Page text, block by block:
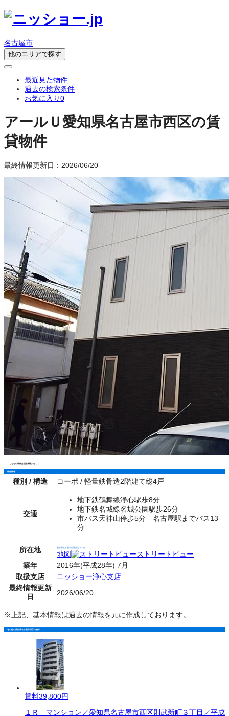
名古屋市
他のエリアで探す
最近見た物件
過去の検索条件
お気に入り0
アールＵ 愛知県名古屋市西区の賃
貸物件
最終情報更新日：2026/06/20
こちらの物件は現在満室です。
物件情報
種別 / 構造 コーポ / 軽量鉄骨造2階建て総4戸
交通
地下鉄鶴舞線浄心駅歩8分
地下鉄名城線名城公園駅歩26分
市バス天神山停歩5分 名古屋駅までバス13
分
所在地 愛知県名古屋市西区児玉２丁目
地図
ストリートビュー
築年
2016年(平成28年) 7月
取扱支店
ニッショー浄心支店
最終情報更新
日
2026/06/20
※上記、基本情報は過去の情報を元に作成しております。
その他の愛知県名古屋市西区の物件
賃料39,800円
１Ｒ マンション／愛知県名古屋市西区則武新町３丁目／平成